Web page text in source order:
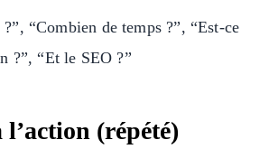
“Combien de temps ?”, “Est-ce
?”, “Et le SEO ?”
l’action (répété)